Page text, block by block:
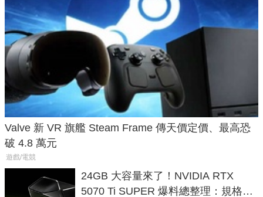
Valve 新 VR 旗艦 Steam Frame 傳天價定價、最高恐
破 4.8 萬元
遊戲/電競
24GB 大容量來了！NVIDIA RTX
5070 Ti SUPER 爆料總整理：規格、